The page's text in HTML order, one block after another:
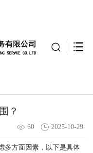
？
60 2025-10-29
多方面因素，以下是具体